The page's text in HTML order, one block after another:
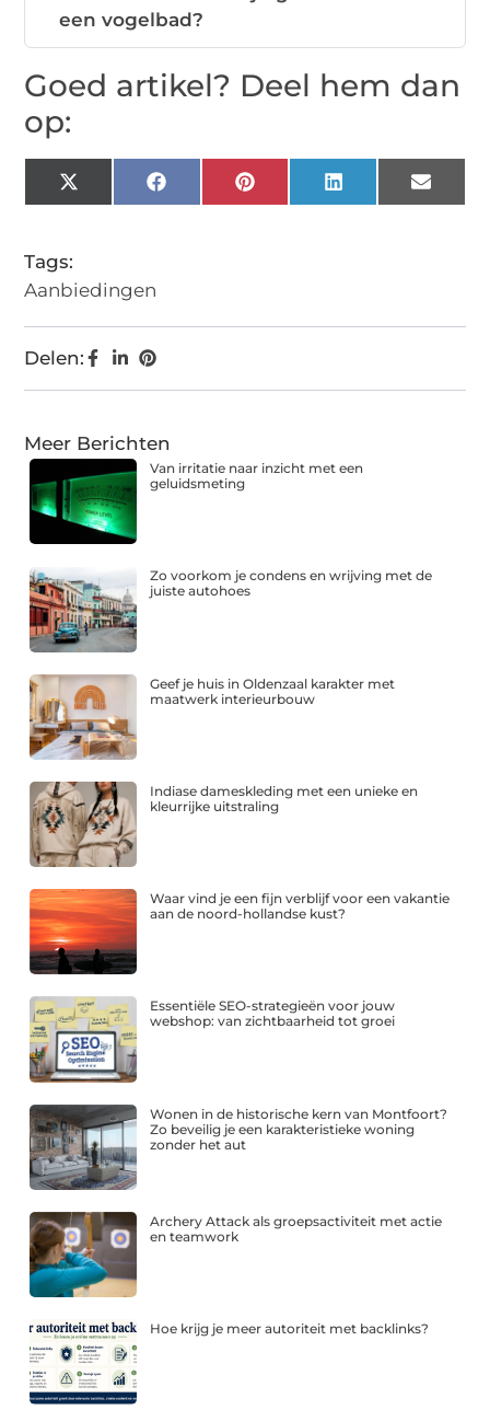
een vogelbad?
Goed artikel? Deel hem dan
op:
X
(Twitter)
FacebookPinterestLinkedIn Email
Tags:
Aanbiedingen
Delen:
Meer Berichten
Van irritatie naar inzicht met een
geluidsmeting
Zo voorkom je condens en wrijving met de
juiste autohoes
Geef je huis in Oldenzaal karakter met
maatwerk interieurbouw
Indiase dameskleding met een unieke en
kleurrijke uitstraling
Waar vind je een fijn verblijf voor een vakantie
aan de noord-hollandse kust?
Essentiële SEO-strategieën voor jouw
webshop: van zichtbaarheid tot groei
Wonen in de historische kern van Montfoort?
Zo beveilig je een karakteristieke woning
zonder het aut
Archery Attack als groepsactiviteit met actie
en teamwork
Hoe krijg je meer autoriteit met backlinks?